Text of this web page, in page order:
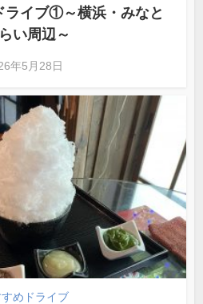
ライブ①～横浜・みなと
い周辺～
年5月28日
めドライブ